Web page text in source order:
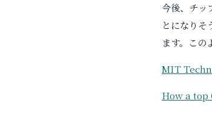
今後、チッ
とになりそ
ます。この
MIT
How a top